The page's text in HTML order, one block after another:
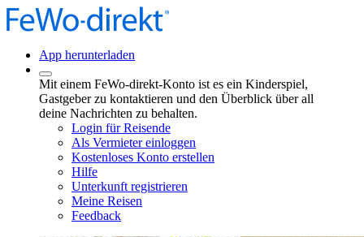
App herunterladen
Mit einem FeWo-direkt-Konto ist es ein Kinderspiel,
Gastgeber zu kontaktieren und den Überblick über all
deine Nachrichten zu behalten.
Login für Reisende
Als Vermieter einloggen
Kostenloses Konto erstellen
Hilfe
Unterkunft registrieren
Meine Reisen
Feedback